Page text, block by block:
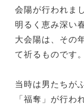
会陽が行われま
明るく恵み深い
大会陽は、その
て祈るものです。
当時は男たちが
「福奪」が行わ